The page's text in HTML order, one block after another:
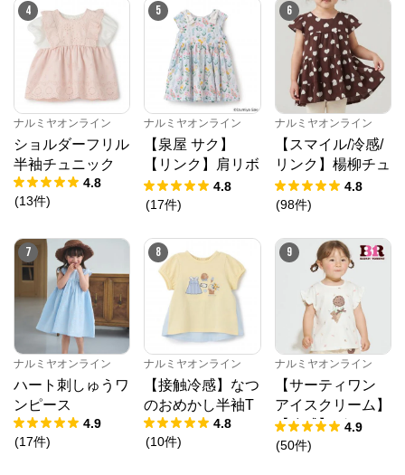
4
ナルミヤオンライン
ショルダーフリル
半袖チュニック
4.8
(13件)
5
ナルミヤオンライン
【泉屋 サク】
【リンク】肩リボ
ンフラワーキャッ
トワンピース
4.8
(17件)
6
ナルミヤオンライン
【スマイル/冷感/
リンク】楊柳チュ
ニック
4.8
(98件)
7
ナルミヤオンライン
ハート刺しゅうワ
ンピース
4.9
(17件)
8
ナルミヤオンライン
【接触冷感】なつ
のおめかし半袖T
4.8
(10件)
9
ナルミヤオンライン
【サーティワン
アイスクリーム】
【冷感】グラフィ
ック半袖Tシャツ
4.9
(50件)